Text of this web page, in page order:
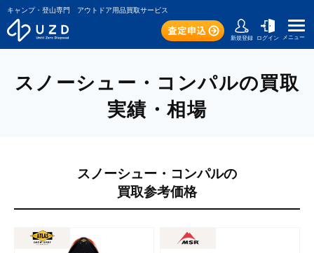
キャンプ・登山専門 アウトドア用品買取サービス
新規登録 ログイン メニュー
スノーシュー・コンパルの買取
実績・相場
スノーシュー・コンパルの
買取参考価格